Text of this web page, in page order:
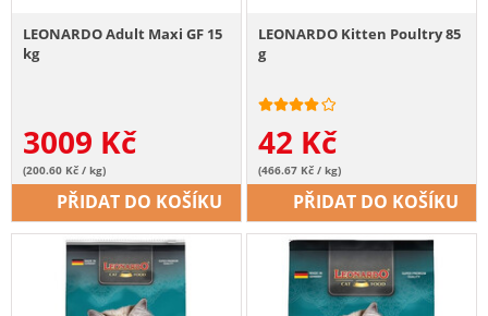
LEONARDO Adult Maxi GF 15
kg
3009 Kč
(200.60 Kč / kg)
PŘIDAT DO KOŠÍKU
LEONARDO Kitten Poultry 85
g
42 Kč
(466.67 Kč / kg)
PŘIDAT DO KOŠÍKU